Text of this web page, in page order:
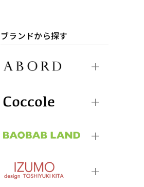
ブランドから探す